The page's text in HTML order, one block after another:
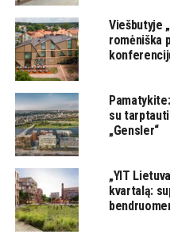
Viešbutyje
romėniška
su
„Gensler“
„YIT
kvartalą: